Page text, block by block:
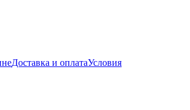
Доставка и оплатаУсловия